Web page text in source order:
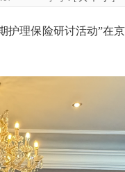
护理保险研讨活动”在